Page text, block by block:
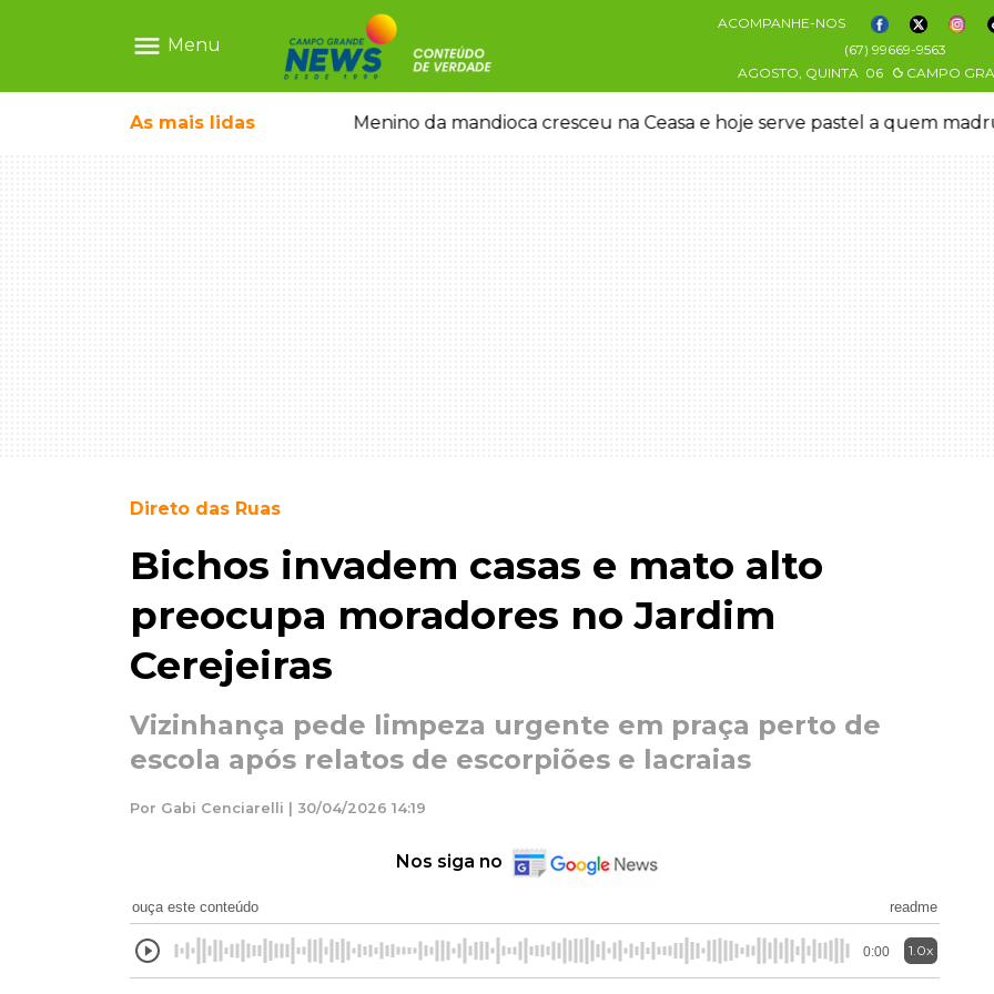
menu Menu
ACOMPANHE-NOS
(67) 99669-9563
AGOSTO, QUINTA 06 CAMPO
As mais lidas
mercado ilegal de emagrecedores Menino da mandioca cresceu na Ceasa e hoje serve pastel a quem
Direto das Ruas
Bichos invadem casas e mato alto
preocupa moradores no Jardim
Cerejeiras
Vizinhança pede limpeza urgente em praça perto de
escola após relatos de escorpiões e lacraias
Por Gabi Cenciarelli | 30/04/2026 14:19
Nos siga no
ouça este conteúdo readme
0:00 1.0x